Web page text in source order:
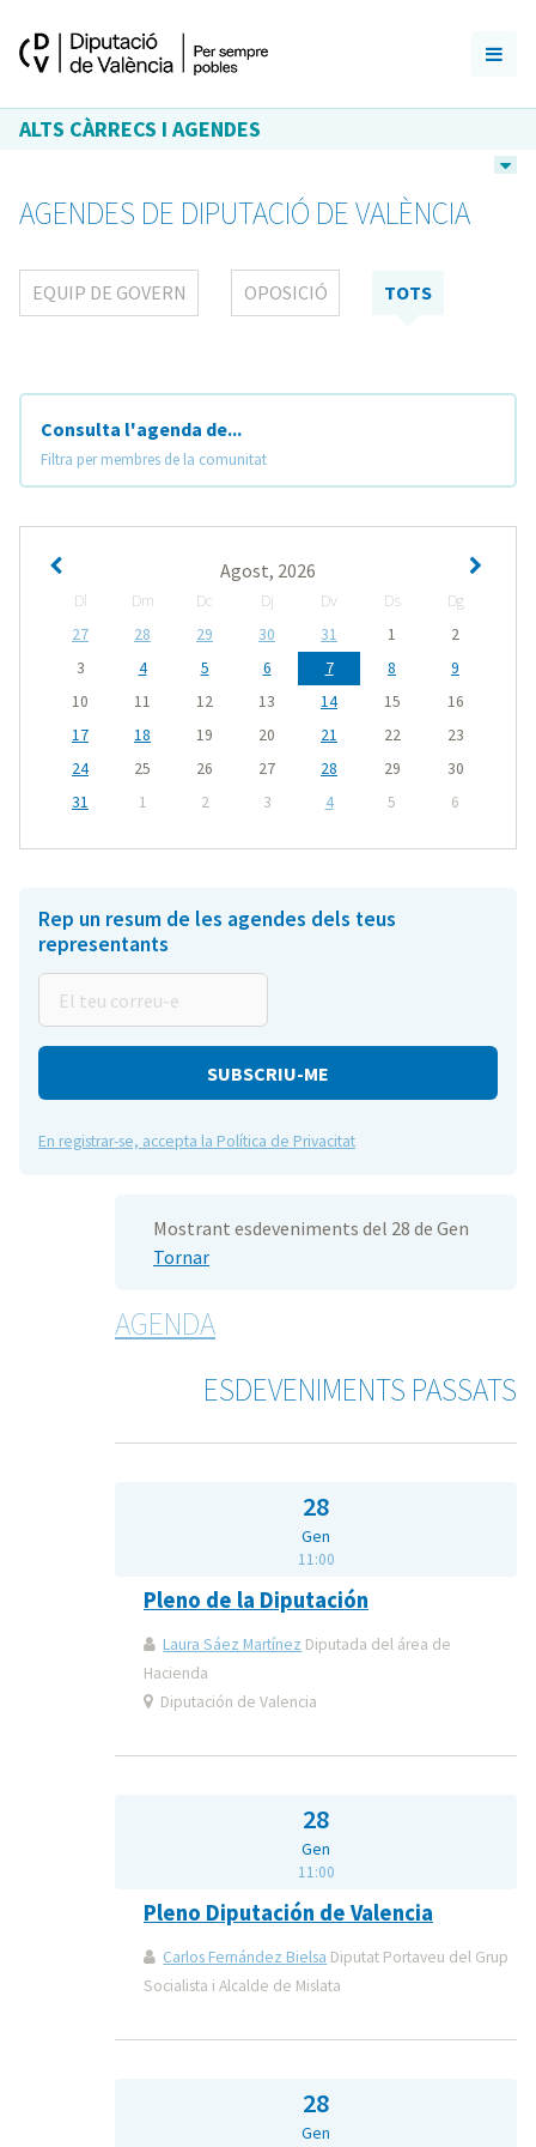
ALTS CÀRRECS I AGENDES
AGENDES DE DIPUTACIÓ DE VALÈNCIA
EQUIP DE GOVERN OPOSICIÓ TOTS
Consulta l'agenda de...
Filtra per membres de la comunitat
Agost, 2026
Dl Dm Dc Dj Dv Ds
Dg
27
28 29 30 31 1
2
3
4 5 6 7 8
9
10
11 12 13 14 15
16
17
18 19 20 21 22
23
24
25 26 27 28 29
30
31
1 2 3 4 5 6
Rep un resum de les agendes dels teus
representants
teu
correu-
En registrar-se, accepta la Política de Privacitat
Mostrant esdeveniments del 28 de Gen
Tornar
AGENDA
ESDEVENIMENTS PASSATS
28
Gen
11:00
Pleno de la Diputación
Laura Sáez Martínez Diputada del área de
Hacienda
Diputación de Valencia
28
Gen
11:00
Pleno Diputación de Valencia
Carlos Fernández Bielsa Diputat Portaveu del Grup
Socialista i Alcalde de Mislata
28
Gen